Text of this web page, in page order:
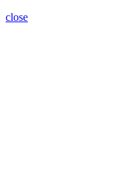
close